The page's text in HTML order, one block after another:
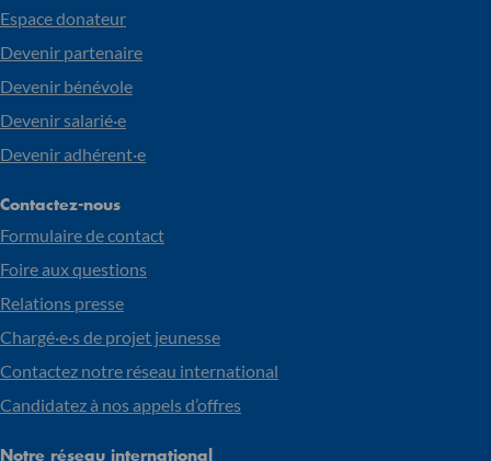
Espace donateur
Devenir partenaire
Devenir bénévole
Devenir salarié·e
Devenir adhérent·e
Contactez-nous
Formulaire de contact
Foire aux questions
Relations presse
Chargé·e·s de projet jeunesse
Contactez notre réseau international
Candidatez à nos appels d’offres
Notre réseau international